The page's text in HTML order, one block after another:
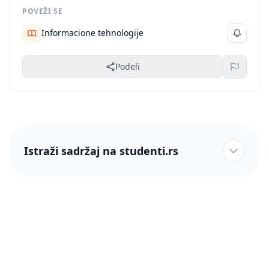
informacionih sistema i biometriju kao tehnologiju
POVEŽI SE
Informacione tehnologije
Podeli
Istraži sadržaj na studenti.rs